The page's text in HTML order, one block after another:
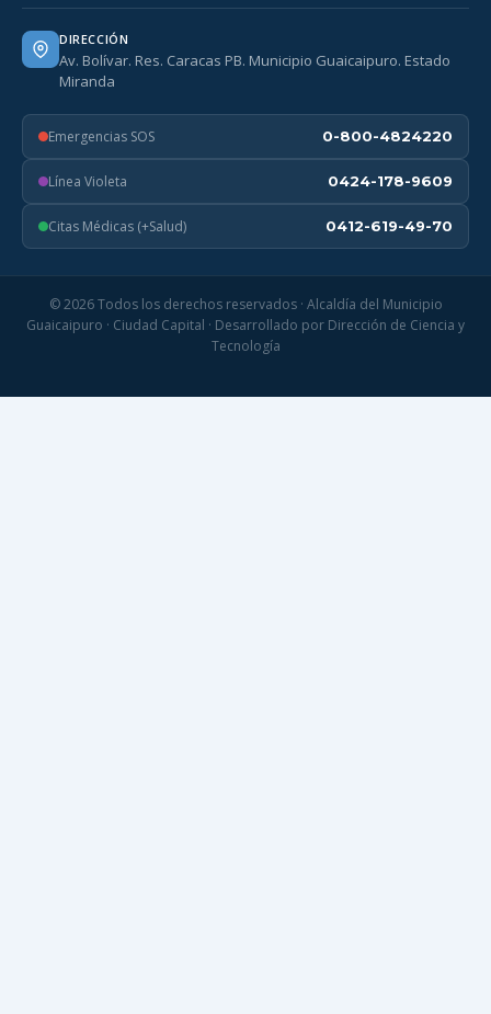
DIRECCIÓN
Av. Bolívar. Res. Caracas PB. Municipio Guaicaipuro. Estado
Miranda
Emergencias SOS 0-800-4824220
Línea Violeta 0424-178-9609
Citas Médicas (+Salud) 0412-619-49-70
© 2026 Todos los derechos reservados · Alcaldía del Municipio
Guaicaipuro · Ciudad Capital · Desarrollado por Dirección de Ciencia y
Tecnología